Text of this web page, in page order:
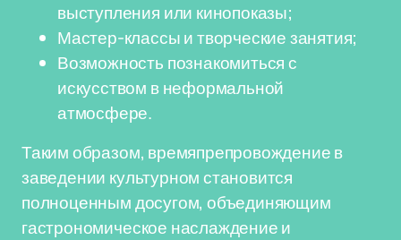
выступления или кинопоказы;
Мастер-классы и творческие занятия;
Возможность познакомиться с
искусством в неформальной
атмосфере.
Таким образом, времяпрепровождение в
заведении культурном становится
полноценным досугом, объединяющим
гастрономическое наслаждение и